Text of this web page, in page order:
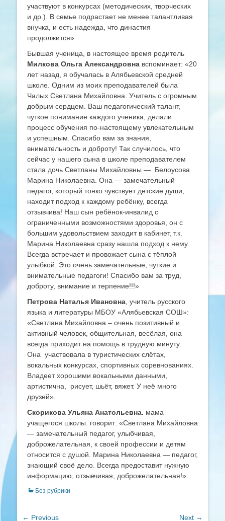
участвуют в конкурсах (методических, творческих
и др.). В семье подрастает не менее талантливая
внучка, и есть надежда, что династия
продолжится»
Бывшая ученица, в настоящее время родитель
Милкова Ольга Александровна вспоминает: «20
лет назад, я обучалась в Алябьевской средней
школе. Одним из моих преподавателей была
Чалых Светлана Михайловна. Учитель с огромным
добрым сердцем. Ваш педагогический талант,
чуткое понимание каждого ученика, делали
процесс обучения по-настоящему увлекательным
и успешным. Спасибо вам за знания,
внимательность и доброту! Так случилось, что
сейчас у нашего сына в школе преподавателем
стала дочь Светланы Михайловны — Белоусова
Марина Николаевна. Она — замечательный
педагог, который тонко чувствует детские души,
находит подход к каждому ребёнку, всегда
отзывчива! Наш сын ребёнок-инвалид с
ограниченными возможностями здоровья, он с
большим удовольствием заходит в кабинет, т.к.
Марина Николаевна сразу нашла подход к нему.
Всегда встречает и провожает сына с тёплой
улыбкой. Это очень замечательные, чуткие и
внимательные педагоги! Спасибо вам за труд,
доброту, внимание и терпение!!!»
Петрова Наталья Ивановна , учитель русского
языка и литературы МБОУ «Алябьевская СОШ»:
«Светлана Михайловна – очень позитивный и
активный человек, общительная, весёлая, она
всегда приходит на помощь в трудную минуту.
Она участвовала в туристических слётах,
вокальных конкурсах, спортивных соревнованиях.
Владеет хорошими вокальными данными,
артистична, рисует, шьёт, вяжет. У неё много
друзей».
Скорикова Ульяна Анатольевна. мама
учащегося школы. говорит: «Светлана Михайловна
— замечательный педагог, улыбчивая,
доброжелательная, к своей профессии и детям
относится с душой. Марина Николаевна — педагог,
знающий своё дело. Всегда предоставит нужную
информацию, отзывчивая, доброжелательная!».
Categories
Без рубрики
Навигация
← Previous Next →